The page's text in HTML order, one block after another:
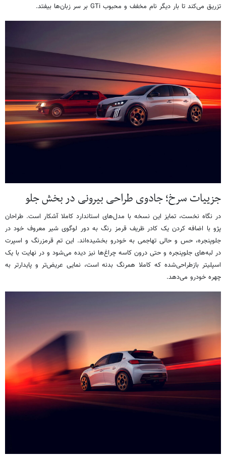
تزریق می‌کند تا بار دیگر نام مخفف و محبوب GTi بر سر زبان‌ها بیفتد.
جزییات سرخ؛ جادوی طراحی بیرونی در بخش جلو
در نگاه نخست، تمایز این نسخه با مدل‌های استاندارد کاملا آشکار است. طراحان
پژو با اضافه کردن یک کادر ظریف قرمز رنگ به دور لوگوی شیر معروف خود در
جلوپنجره، حس و حالی تهاجمی به خودرو بخشیده‌اند. این تم قرمزرنگ و اسپرت
در لبه‌های جلوپنجره و حتی درون کاسه چراغ‌ها نیز دیده می‌شود و در نهایت با یک
اسپلیتر بازطراحی‌شده که کاملا همرنگ بدنه است، نمایی عریض‌تر و پایدارتر به
چهره خودرو می‌دهد.